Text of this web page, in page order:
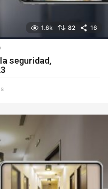
1.6k 82 16
seguridad,
o